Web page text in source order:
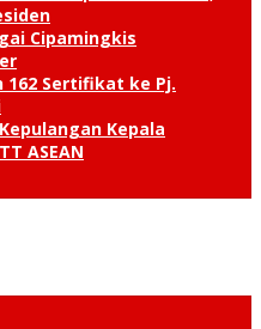
Cipamingkis
162 Sertifikat ke Pj.
Kepala
ASEAN